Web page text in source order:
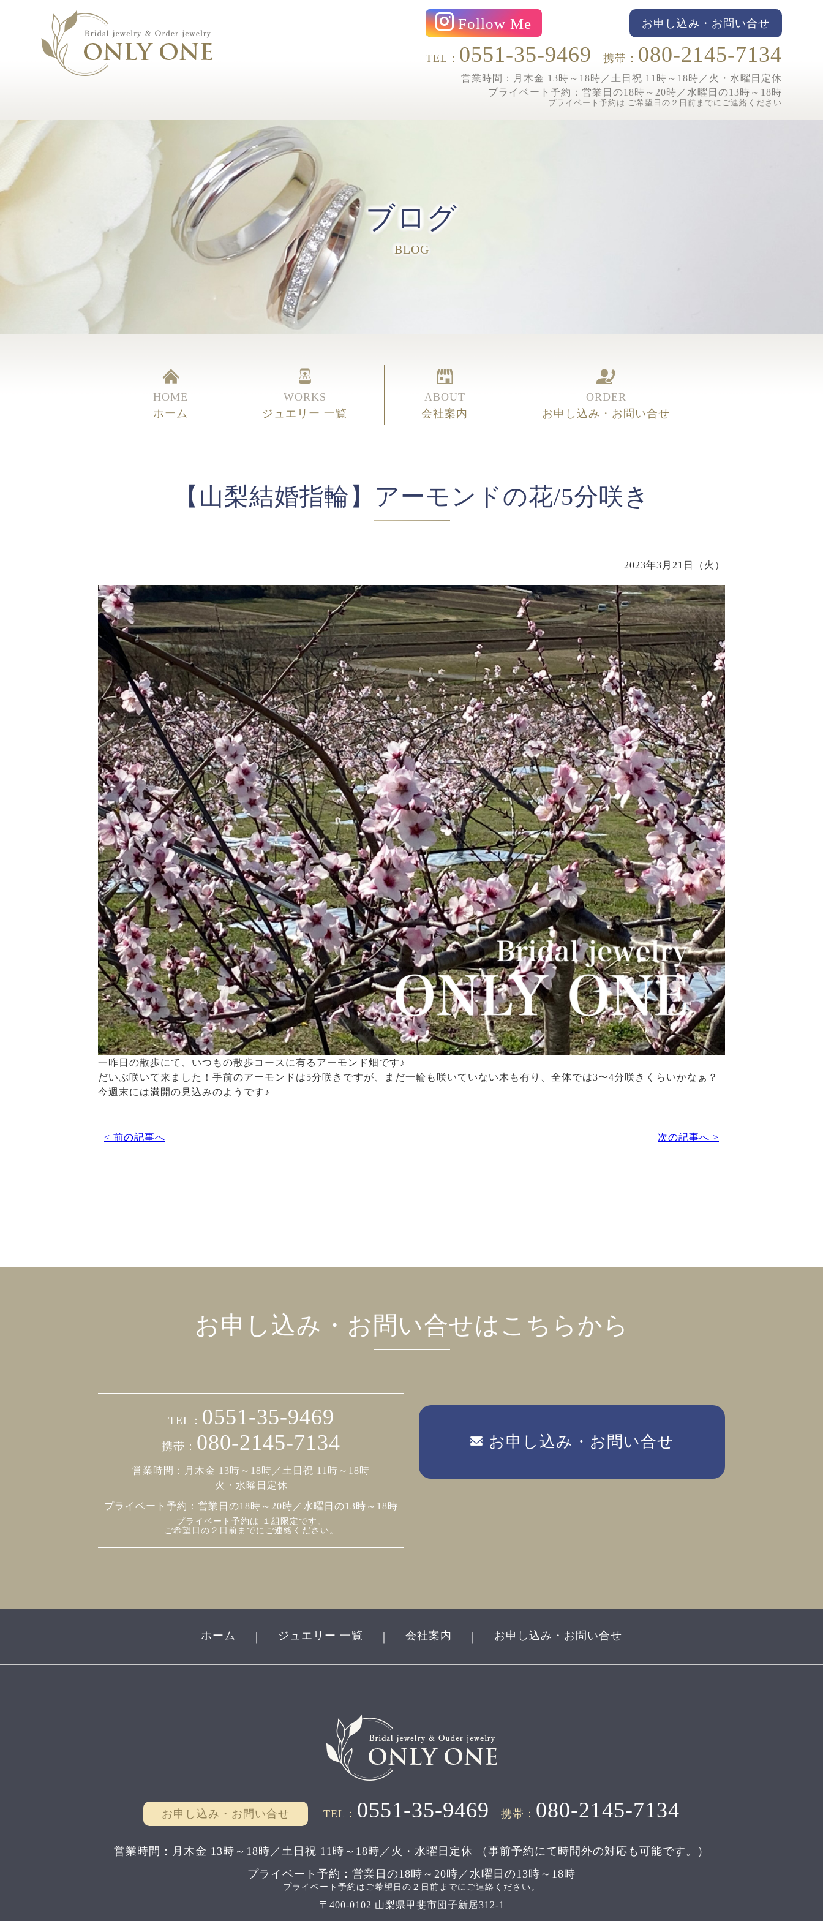
Follow Me お申し込み・お問い合せ
TEL： 0551-35-9469 携帯： 080-2145-7134
営業時間：月木金 13時～18時／土日祝 11時～18時／ 火・水曜日定休
プライベート予約： 営業日の18時～20時／水曜日の13時～18時
プライベート予約は ご希望日の２日前までにご連絡ください
ブログ
BLOG
HOME
ホーム
WORKS
ジュエリー 一覧
ABOUT
会社案内
ORDER
お申し込み・お問い合せ
【山梨結婚指輪】アーモンドの花/5分咲き
2023年3月21日（火）
一昨日の散歩にて、いつもの散歩コースに有るアーモンド畑です♪
だいぶ咲いて来ました！手前のアーモンドは5分咲きですが、まだ一輪も咲いていない木も有り、全体では3〜4分咲きくらいかなぁ？
今週末には満開の見込みのようです♪
< 前の記事へ 次の記事へ >
お申し込み・お問い合せはこちらから
TEL： 0551-35-9469
携帯： 080-2145-7134
営業時間：月木金 13時～18時／土日祝 11時～18時
火・水曜日定休
プライベート予約： 営業日の18時～20時／水曜日の13時～18時
プライベート予約は １組限定です。
ご希望日の２日前までにご連絡ください。
お申し込み・お問い合せ
ホーム ジュエリー 一覧 会社案内 お申し込み・お問い合せ
お申し込み・お問い合せ TEL： 0551-35-9469 携帯： 080-2145-7134
営業時間：月木金 13時～18時／土日祝 11時～18時／ 火・水曜日定休
（事前予約にて時間外の対応も可能です。）
プライベート予約： 営業日の18時～20時／水曜日の13時～18時
プライベート予約はご希望日の２日前までにご連絡ください。
〒400-0102 山梨県甲斐市団子新居312-1